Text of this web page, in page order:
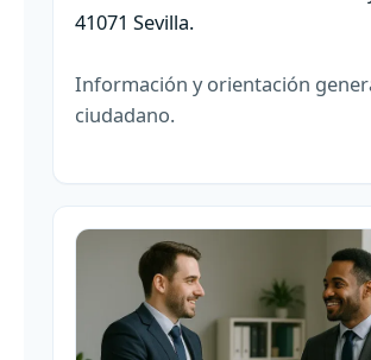
41071 Sevilla.
Información y orientación
ciudadano.